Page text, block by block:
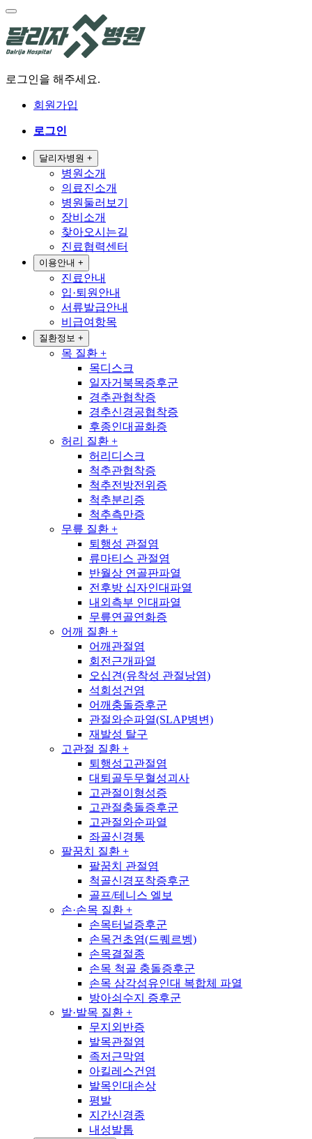
로그인을 해주세요.
회원가입
로그인
달리자병원 +
병원소개
의료진소개
병원둘러보기
장비소개
찾아오시는길
진료협력센터
이용안내 +
진료안내
입·퇴원안내
서류발급안내
비급여항목
질환정보 +
목 질환 +
목디스크
일자거북목증후군
경추관협착증
경추신경공협착증
후종인대골화증
허리 질환 +
허리디스크
척추관협착증
척추전방전위증
척추분리증
척추측만증
무릎 질환 +
퇴행성 관절염
류마티스 관절염
반월상 연골판파열
전후방 십자인대파열
내외측부 인대파열
무릎연골연화증
어깨 질환 +
어깨관절염
회전근개파열
오십견(유착성 관절낭염)
석회성건염
어깨충돌증후군
관절와순파열(SLAP병변)
재발성 탈구
고관절 질환 +
퇴행성고관절염
대퇴골두무혈성괴사
고관절이형성증
고관절충돌증후군
고관절와순파열
좌골신경통
팔꿈치 질환 +
팔꿈치 관절염
척골신경포착증후군
골프/테니스 엘보
손·손목 질환 +
손목터널증후군
손목건초염(드퀘르벵)
손목결절종
손목 척골 충돌증후군
손목 삼각섬유인대 복합체 파열
방아쇠수지 증후군
발·발목 질환 +
무지외반증
발목관절염
족저근막염
아킬레스건염
발목인대손상
평발
지간신경종
내성발톱